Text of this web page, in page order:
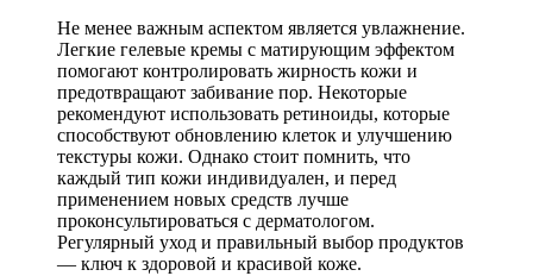
Не менее важным аспектом является увлажнение.
Легкие гелевые кремы с матирующим эффектом
помогают контролировать жирность кожи и
предотвращают забивание пор. Некоторые
рекомендуют использовать ретиноиды, которые
способствуют обновлению клеток и улучшению
текстуры кожи. Однако стоит помнить, что
каждый тип кожи индивидуален, и перед
применением новых средств лучше
проконсультироваться с дерматологом.
Регулярный уход и правильный выбор продуктов
— ключ к здоровой и красивой коже.